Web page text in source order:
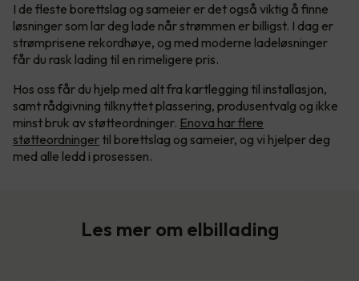
I de fleste borettslag og sameier er det også viktig å finne
løsninger som lar deg lade når strømmen er billigst. I dag er
strømprisene rekordhøye, og med moderne ladeløsninger
får du rask lading til en rimeligere pris.
Hos oss får du hjelp med alt fra kartlegging til installasjon,
samt rådgivning tilknyttet plassering, produsentvalg og ikke
minst bruk av støtteordninger. Enova har flere
støtteordninger til borettslag og sameier, og vi hjelper deg
med alle ledd i prosessen.
Les mer om elbillading